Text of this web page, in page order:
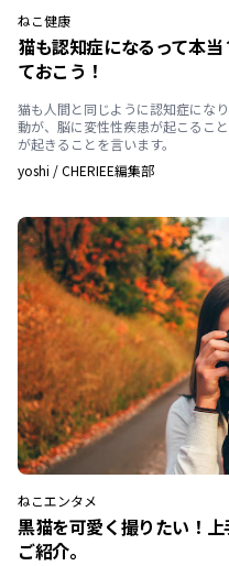
ねこ健康
猫も認知症になるって本
ておこう！
猫も人間と同じように認知症にな
動が、脳に変性性疾患が起こるこ
が起きることを言います。
yoshi /CHERIEE編集部
ねこエンタメ
黒猫を可愛く撮りたい！
ご紹介。